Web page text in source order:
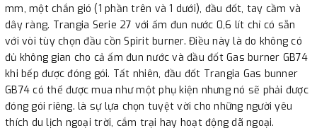
mm, một chắn gió (1 phần trên và 1 dưới), đầu đốt, tay cầm và
dây ràng. Trangia Serie 27 với ấm đun nước 0,6 lít chỉ có sẵn
với vòi tùy chọn đầu cồn Spirit burner. Điều này là do không có
đủ không gian cho cả ấm đun nước và đầu đốt Gas burner GB74
khi bếp được đóng gói. Tất nhiên, đầu đốt Trangia Gas bunner
GB74 có thể được mua như một phụ kiện nhưng nó sẽ phải được
đóng gói riêng. là sự lựa chọn tuyệt vời cho những người yêu
thích du lịch ngoại trời, cắm trại hay hoạt động dã ngoại.